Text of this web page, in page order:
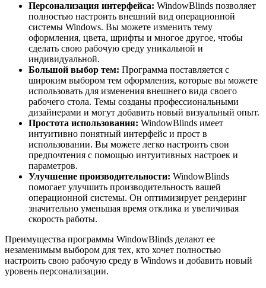
Персонализация интерфейса: WindowBlinds позволяет
полностью настроить внешний вид операционной
системы Windows. Вы можете изменить тему
оформления, цвета, шрифты и многое другое, чтобы
сделать свою рабочую среду уникальной и
индивидуальной.
Большой выбор тем: Программа поставляется с
широким выбором тем оформления, которые вы можете
использовать для изменения внешнего вида своего
рабочего стола. Темы созданы профессиональными
дизайнерами и могут добавить новый визуальный опыт.
Простота использования: WindowBlinds имеет
интуитивно понятный интерфейс и прост в
использовании. Вы можете легко настроить свои
предпочтения с помощью интуитивных настроек и
параметров.
Улучшение производительности: WindowBlinds
помогает улучшить производительность вашей
операционной системы. Он оптимизирует рендеринг
значительно уменьшая время отклика и увеличивая
скорость работы.
Преимущества программы WindowBlinds делают ее
незаменимым выбором для тех, кто хочет полностью
настроить свою рабочую среду в Windows и добавить новый
уровень персонализации.